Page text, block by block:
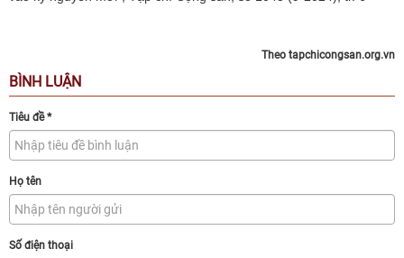
Theo tapchicongsan.org.vn
BÌNH LUẬN
Tiêu đề*
Họ tên
Số điện thoại